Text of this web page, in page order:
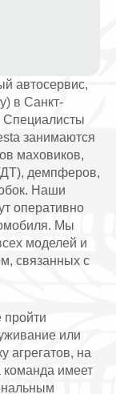
автосервис,
в Санкт-
Специалисты
занимаются
маховиков,
демпферов,
Наши
оперативно
Мы
моделей и
связанных с
пройти
или
агрегатов, на
имеет